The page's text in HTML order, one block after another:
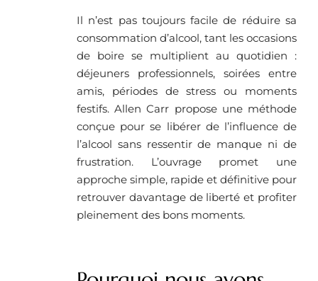
Il n’est pas toujours facile de réduire sa
consommation d’alcool, tant les occasions
de boire se multiplient au quotidien :
déjeuners professionnels, soirées entre
amis, périodes de stress ou moments
festifs. Allen Carr propose une méthode
conçue pour se libérer de l’influence de
l’alcool sans ressentir de manque ni de
frustration. L’ouvrage promet une
approche simple, rapide et définitive pour
retrouver davantage de liberté et profiter
pleinement des bons moments.